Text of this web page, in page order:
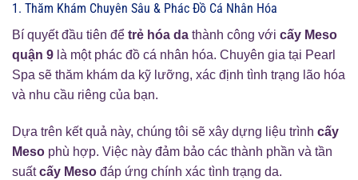
1. Thăm Khám Chuyên Sâu & Phác Đồ Cá Nhân Hóa
Bí quyết đầu tiên để trẻ hóa da thành công với cấy Meso
quận 9 là một phác đồ cá nhân hóa. Chuyên gia tại Pearl
Spa sẽ thăm khám da kỹ lưỡng, xác định tình trạng lão hóa
và nhu cầu riêng của bạn.
Dựa trên kết quả này, chúng tôi sẽ xây dựng liệu trình cấy
Meso phù hợp. Việc này đảm bảo các thành phần và tần
suấtcấy Meso đáp ứng chính xác tình trạng da.